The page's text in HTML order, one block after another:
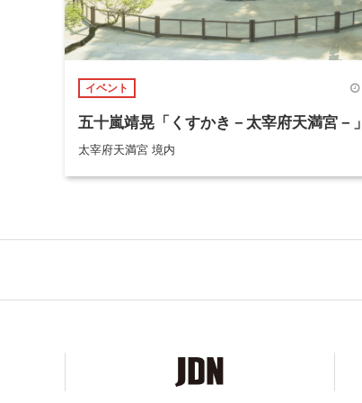
イベント
五十嵐靖晃「くすかき－太宰府天満宮－」
太宰府天満宮 境内